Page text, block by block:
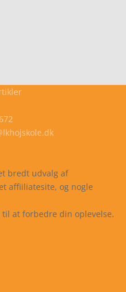
bredt udvalg af
affiiliatesite, og nogle
at forbedre din oplevelse.